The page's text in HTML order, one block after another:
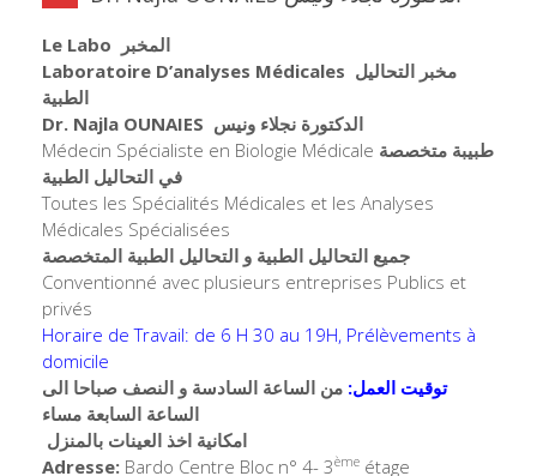
Le Labo المخبر
Laboratoire D’analyses Médicales مخبر التحاليل
الطبية
Dr. Najla OUNAIES الدكتورة نجلاء ونيس
Médecin Spécialiste en Biologie Médicale طبيبة متخصصة
في التحاليل الطبية
Toutes les Spécialités Médicales et les Analyses
Médicales Spécialisées
جميع التحاليل الطبية و التحاليل الطبية المتخصصة
Conventionné avec plusieurs entreprises Publics et
privés
Horaire de Travail: de 6 H 30 au 19H, Prélèvements à
domicile
توقيت العمل: من الساعة السادسة و النصف صباحا الى
الساعة السابعة مساء
امكانية اخذ العينات بالمنزل
Adresse: Bardo Centre Bloc n° 4- 3ème étage